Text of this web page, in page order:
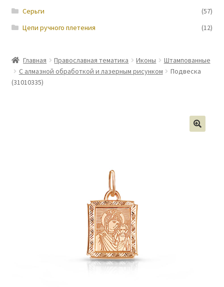
Серьги
(57)
Цепи ручного плетения
(12)
Главная Православная тематика Иконы
Штампованные
С алмазной обработкой и лазерным рисунком
Подвеска
(31010335)